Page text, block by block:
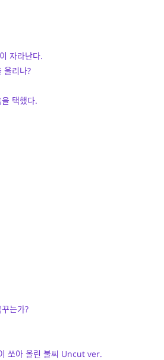
자라난다.
울리나?
택했다.
는가?
쏘아 올린 불씨 Uncut ver.